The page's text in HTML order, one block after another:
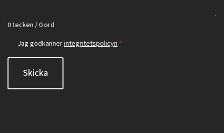
0 tecken / 0 ord
Jag godkännerintegritetspolicyn *
Skicka